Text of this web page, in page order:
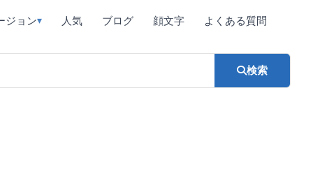
ジョン▾ 人気 ブログ 顔文字 よくある質問
検索